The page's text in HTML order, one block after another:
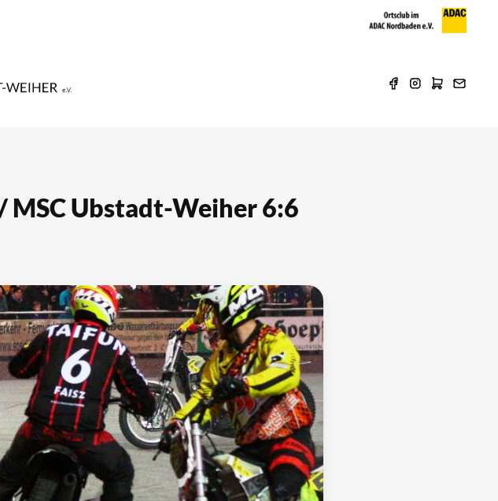
Ubstadt-Weiher 6:6